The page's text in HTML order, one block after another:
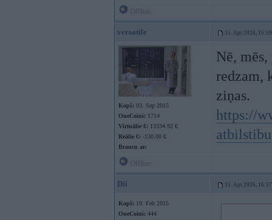
versatile 15. Apr 2026, 15:59
Kopš: 03. Sep 2015
OneCoini: 1714
Virtuālie €: 13334.92 €
Reālie €: -130.00 €
Braucu ar:
Nē,
redzam,
ziņas.
https://
atbilstibu
Dii 15. Apr 2026, 16:37
Kopš: 19. Feb 2015
OneCoini: 444